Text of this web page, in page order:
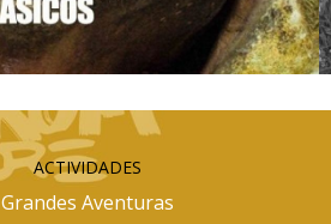
ACTIVIDADES
Grandes Aventuras